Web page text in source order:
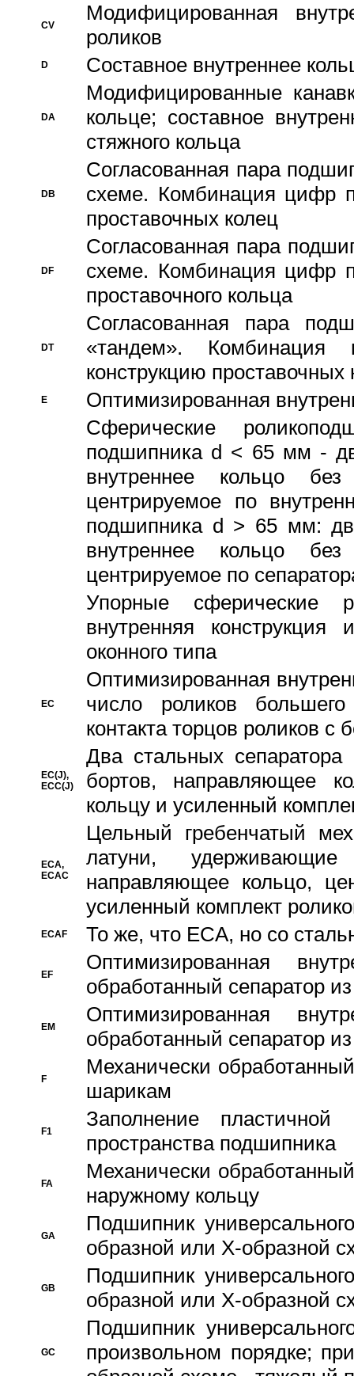
CV
Модифицированная
роликов
D Составное внутреннее
DA
Модифицированные
кольце; составное
стяжного кольца
DB
Согласованная пара
схеме. Комбинация цифр
проставочных колец
DF
Согласованная пара
схеме. Комбинация цифр
проставочного кольца
DT
Согласованная пара
«тандем».
конструкцию проставочных
E
Оптимизированная
Сферические
подшипника d < 65 мм -
внутреннее кольцо
центрируемое по
подшипника d > 65 мм:
внутреннее кольцо
центрируемое по
Упорные сферические
внутренняя
оконного типа
EC
Oптимизированная
число роликов
контакта торцов роликов с
EC(J),
ECC(J)
Два стальных сепаратора
бортов, направляющее
кольцу и усиленный
ECA,
ECAC
Цельный гребенчатый
латуни,
направляющее кольцо,
усиленный комплект
ECAF То же, что ECA, но со
EF
Оптимизированная
обработанный сепаратор
EM
Оптимизированная
обработанный сепаратор
F
Механически
шарикам
F1
Заполнение
пространства подшипника
FA
Механически
наружному кольцу
GA
Подшипник
образной или Х-образной
GB
Подшипник
образной или Х-образной
GC
Подшипник
произвольном порядке;